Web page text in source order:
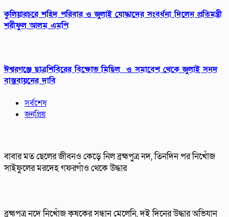
কুলিয়ারচরে শহিদ পরিবার ও জুলাই যোদ্ধাদের সংবর্ধনা দিলেন প্রতিমন্ত্রী
শরীফুল আলম এমপি
ঈশ্বরগঞ্জে ছাত্রশিবিরের বিক্ষোভ মিছিল ও সমাবেশ থেকে জুলাই সনদ
বাস্তবায়নের দাবি
সর্বশেষ
জনপ্রিয়
বাবার মত ছেলের জীবনও কেড়ে নিল ব্রহ্মপুত্র নদ, তিনদিন পর নিখোঁজ
সাইফুলের মরদেহ গফরগাঁও থেকে উদ্ধার
ব্রহ্মপুত্র নদে নিখোঁজ কৃষকের সন্ধান মেলেনি, দুই দিনের উদ্ধার অভিযান